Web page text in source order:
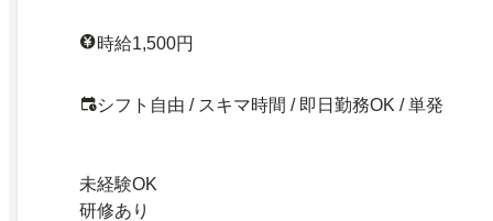
時給1,500円
シフト自由 / スキマ時間 / 即日勤務OK / 単発
未経験OK
研修あり